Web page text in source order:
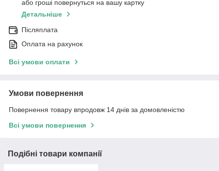
або гроші повернуться на вашу картку
Детальніше
Післяплата
Оплата на рахунок
Всі умови оплати
Умови повернення
Повернення товару впродовж 14 днів за домовленістю
Всі умови повернення
Подібні товари компанії